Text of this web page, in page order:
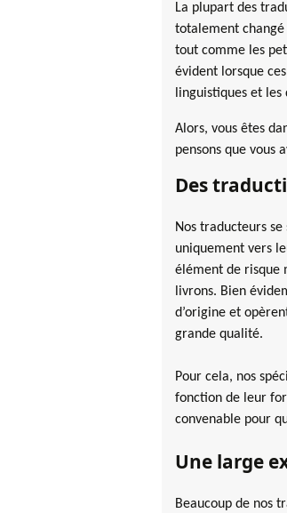
La plupart des
totalement changé
tout comme les
évident lorsque
linguistiques et les
Alors, vous êtes
pensons que vous
Des
Nos traducteurs
uniquement vers
élément de risque
livrons. Bien
d’origine et
grande qualité.
Pour cela, nos
fonction de leur
convenable pour
Une large
Beaucoup de nos